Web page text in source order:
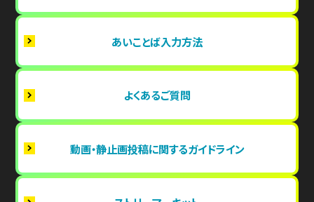
あいことば入力方法
よくあるご質問
動画・静止画投稿に関するガイドライン